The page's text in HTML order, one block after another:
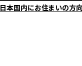
日本国内にお住まいの方